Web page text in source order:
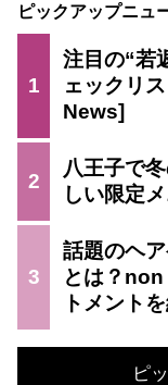
ピックアップニュ
1
注目の“若
ェックリ
2
八王子で
しい限定
3
話題のヘ
とは？
トメント
ピ